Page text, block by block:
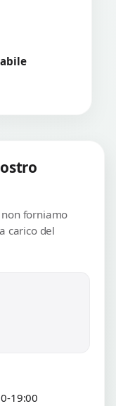
forniamo
carico del
19:00